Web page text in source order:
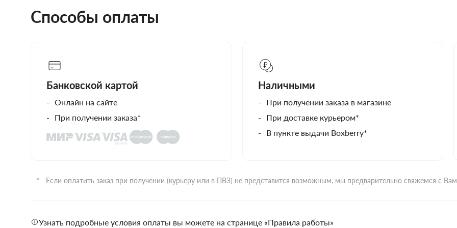
Способы оплаты
Банковской картой
Онлайн на сайте
При получении заказа*
Наличными
При получении заказа в магазине
При доставке курьером*
В пункте выдачи Boxberry*
Если оплатить заказ при получении (курьеру или в ПВЗ) не представится возможным, мы предварительно свяжемся с
Узнать подробные условия оплаты вы можете на странице «Правила работы»